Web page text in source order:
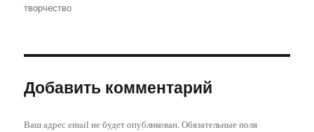
творчество
Добавить комментарий
Ваш адрес email не будет опубликован.Обязательные поля